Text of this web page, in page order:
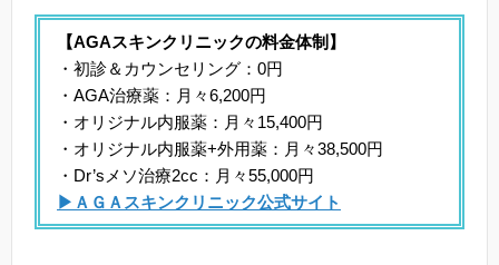
【AGAスキンクリニックの料金体制】
・初診＆カウンセリング：0円
・AGA治療薬：月々6,200円
・オリジナル内服薬：月々15,400円
・オリジナル内服薬+外用薬：月々38,500円
・Dr’sメソ治療2cc：月々55,000円
▶ＡＧＡスキンクリニック公式サイト